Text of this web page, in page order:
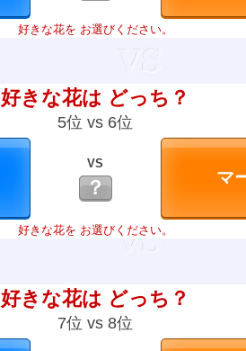
好きな花を お選びください。
好きな花は どっち？
5位 vs 6位
VS
？
好きな花を お選びください。
好きな花は どっち？
7位 vs 8位